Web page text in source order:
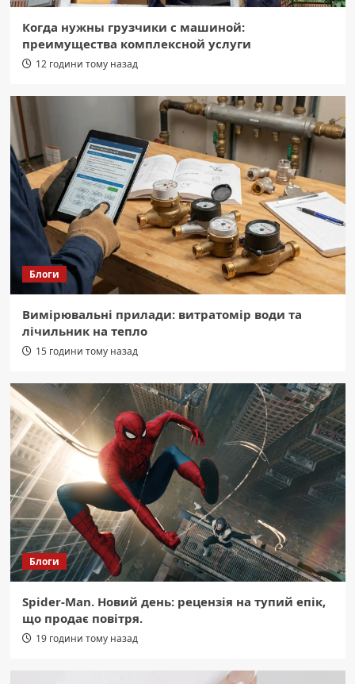
Когда нужны грузчики с машиной:
преимущества комплексной услуги
12 години тому назад
Блоги
Вимірювальні прилади: витратомір води та
лічильник на тепло
15 години тому назад
Блоги
Spider-Man. Новий день: рецензія на тупий епік,
що продає повітря.
19 години тому назад